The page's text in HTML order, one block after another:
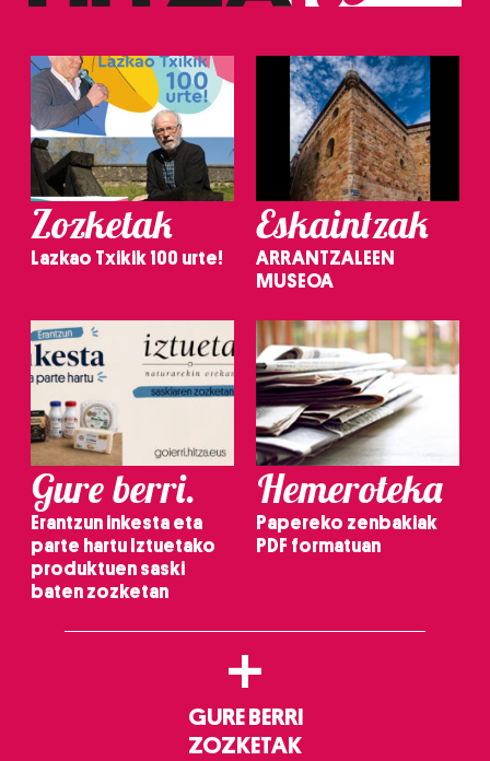
Zozketak
Lazkao Txikik 100 urte!
Eskaintzak
ARRANTZALEEN
MUSEOA
Gure berri.
Erantzun inkesta eta
parte hartu Iztuetako
produktuen saski
baten zozketan
Hemeroteka
Papereko zenbakiak
PDF formatuan
+
GURE BERRI
ZOZKETAK